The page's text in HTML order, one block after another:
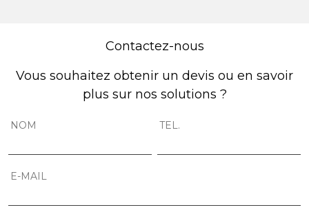
Contactez-nous
Vous souhaitez obtenir un devis ou en savoir
plus sur nos solutions ?